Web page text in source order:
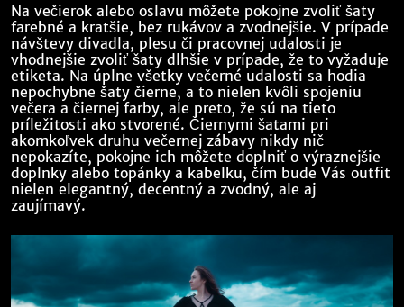
Na večierok alebo oslavu môžete pokojne zvoliť šaty
farebné a kratšie, bez rukávov a zvodnejšie. V prípade
návštevy divadla, plesu či pracovnej udalosti je
vhodnejšie zvoliť šaty dlhšie v prípade, že to vyžaduje
etiketa. Na úplne všetky večerné udalosti sa hodia
nepochybne šaty čierne, a to nielen kvôli spojeniu
večera a čiernej farby, ale preto, že sú na tieto
príležitosti ako stvorené. Čiernymi šatami pri
akomkoľvek druhu večernej zábavy nikdy nič
nepokazíte, pokojne ich môžete doplniť o výraznejšie
doplnky alebo topánky a kabelku, čím bude Vás outfit
nielen elegantný, decentný a zvodný, ale aj
zaujímavý.